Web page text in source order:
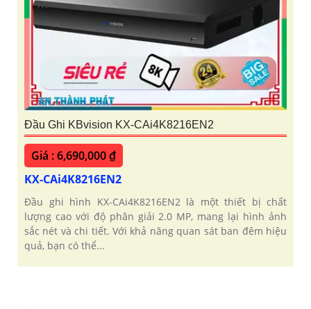
Đầu Ghi KBvision KX-CAi4K8216EN2
Giá : 6,690,000 ₫
KX-CAi4K8216EN2
Đầu ghi hình KX-CAi4K8216EN2 là một thiết bị chất
lượng cao với độ phân giải 2.0 MP, mang lại hình ảnh
sắc nét và chi tiết. Với khả năng quan sát ban đêm hiệu
quả, bạn có thể...